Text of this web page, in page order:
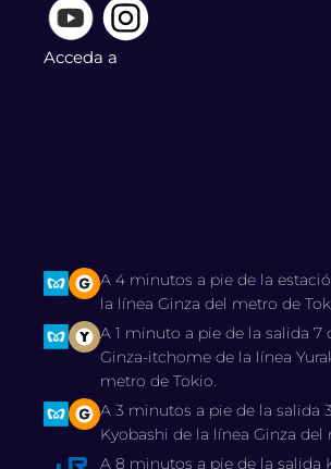
Acceda a
A 4 minutos a pie de la
la línea Ginza del metro de
A 1 minuto a pie de la salida 7
Ginza-itchome de la línea
metro de Tokio.
A 3 minutos a pie de la salida
Kyobashi de la línea Ginza del
A 8 minutos a pie de la salida